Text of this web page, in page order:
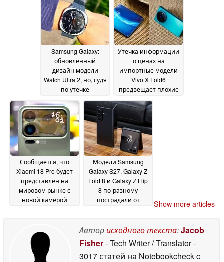
Samsung Galaxy:
обновлённый
дизайн модели
Watch Ultra 2, но, судя
по утечке
будет модели Watch
9 Classic с функцией
« Galaxy »21 June 2026
Утечка информации
о ценах на
импортные модели
Vivo X Fold6
предвещает плохие
покупателей
Samsung Galaxy Z
Fold 8 Ultra в июле
June 2026
Сообщается, что
Xiaomi 18 Pro будет
представлен на
мировом рынке с
новой камерой
Модели Samsung
Galaxy S27, Galaxy Z
Fold 8 и Galaxy Z Flip
8 по-разному
пострадали от
June 2026
Show more articles
Авторисходного текста:Jacob
Fisher- Tech Writer / Translator-
3017 статей на Notebookcheckc